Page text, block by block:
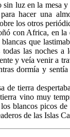
luz en la mesa
hacer una
los otros
con Africa, en
que
todas las noches
y veía venir a
dormía y
de tierra
vino muy
blancos picos
de las Islas